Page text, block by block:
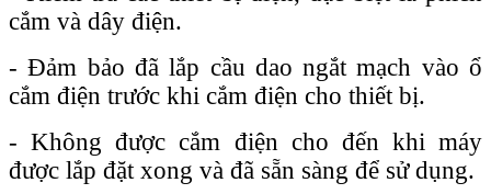
cắm và dây điện.
- Đảm bảo đã lắp cầu dao ngắt mạch vào ổ
cắm điện trước khi cắm điện cho thiết bị.
- Không được cắm điện cho đến khi máy
được lắp đặt xong và đã sẵn sàng để sử dụng.